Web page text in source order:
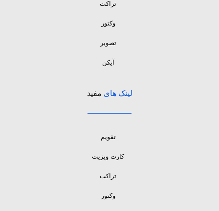
تراکت
وکتور
تصویر
آیکن
لینک های مفید
تقویم
کارت ویزیت
تراکت
وکتور